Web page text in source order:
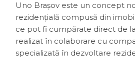
Uno Brașov este un concept
rezidențială compusă din
ce pot fi cumpărate direct de
realizat în colaborare cu
specializată în dezvoltare